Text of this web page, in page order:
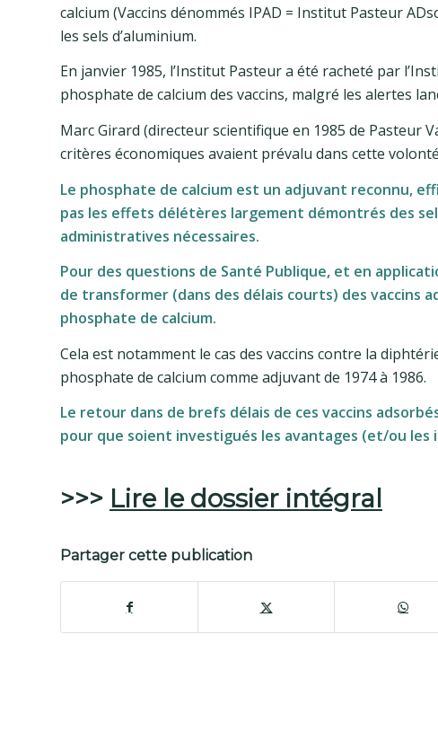
calcium (Vaccins dénommés IPAD = Institut Pasteur
les sels d’aluminium.
En janvier 1985, l’Institut Pasteur a été racheté par
phosphate de calcium des vaccins, malgré les alertes
Marc Girard (directeur scientifique en 1985 de Pasteur
critères économiques avaient prévalu dans cette
Le phosphate de calcium est un adjuvant reconnu,
pas les effets délétères largement démontrés des
administratives nécessaires.
Pour des questions de Santé Publique, et en
de transformer (dans des délais courts) des vaccins
phosphate de calcium.
Cela est notamment le cas des vaccins contre la
phosphate de calcium comme adjuvant de 1974 à 1986.
Le retour dans de brefs délais de ces vaccins
pour que soient investigués les avantages (et/ou
>>> Lire le dossier intégral
Partager cette publication